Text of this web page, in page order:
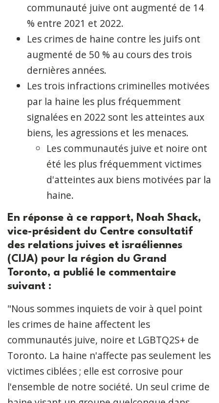
communauté juive ont augmenté de 14
% entre 2021 et 2022.
Les crimes de haine contre les juifs ont
augmenté de 50 % au cours des trois
dernières années.
Les trois infractions criminelles motivées
par la haine les plus fréquemment
signalées en 2022 sont les atteintes aux
biens, les agressions et les menaces.
Les communautés juive et noire ont
été les plus fréquemment victimes
d'atteintes aux biens motivées par la
haine.
En réponse à ce rapport, Noah Shack,
vice-président du Centre consultatif
des relations juives et israéliennes
(CIJA) pour la région du Grand
Toronto, a publié le commentaire
suivant :
"Nous sommes inquiets de voir à quel point
les crimes de haine affectent les
communautés juive, noire et LGBTQ2S+ de
Toronto. La haine n'affecte pas seulement les
victimes ciblées ; elle est corrosive pour
l'ensemble de notre société. Un seul crime de